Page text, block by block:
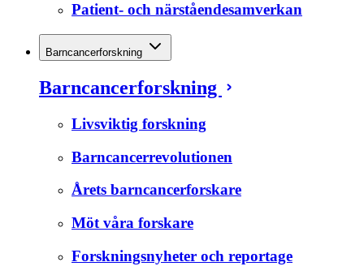
Patient- och närståendesamverkan
Barncancerforskning
Barncancerforskning
Livsviktig forskning
Barncancerrevolutionen
Årets barncancerforskare
Möt våra forskare
Forskningsnyheter och reportage